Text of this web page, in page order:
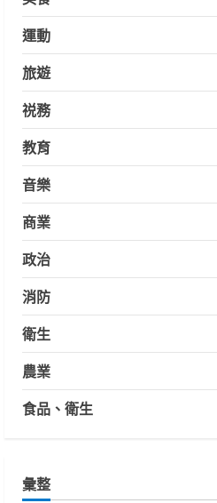
運動
旅遊
祱務
教育
音樂
商業
政治
消防
衛生
農業
食品、衛生
彙整